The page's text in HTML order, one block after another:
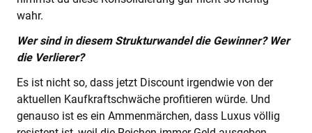
wahr.
Wer sind in diesem Strukturwandel die Gewinner? Wer
die Verlierer?
Es ist nicht so, dass jetzt Discount irgendwie von der
aktuellen Kaufkraftschwäche profitieren würde. Und
genauso ist es ein Ammenmärchen, dass Luxus völlig